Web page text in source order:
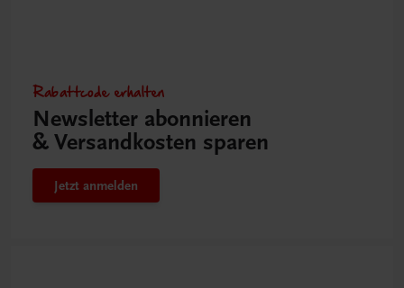
Rabattcode erhalten
Newsletter abonnieren
& Versandkosten sparen
Jetzt anmelden